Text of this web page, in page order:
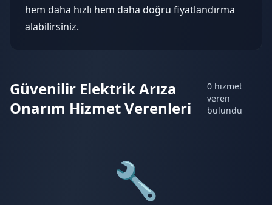
hem daha hızlı hem daha doğru fiyatlandırma
alabilirsiniz.
Güvenilir Elektrik Arıza
Onarım Hizmet Verenleri
0 hizmet
veren
bulundu
🔧